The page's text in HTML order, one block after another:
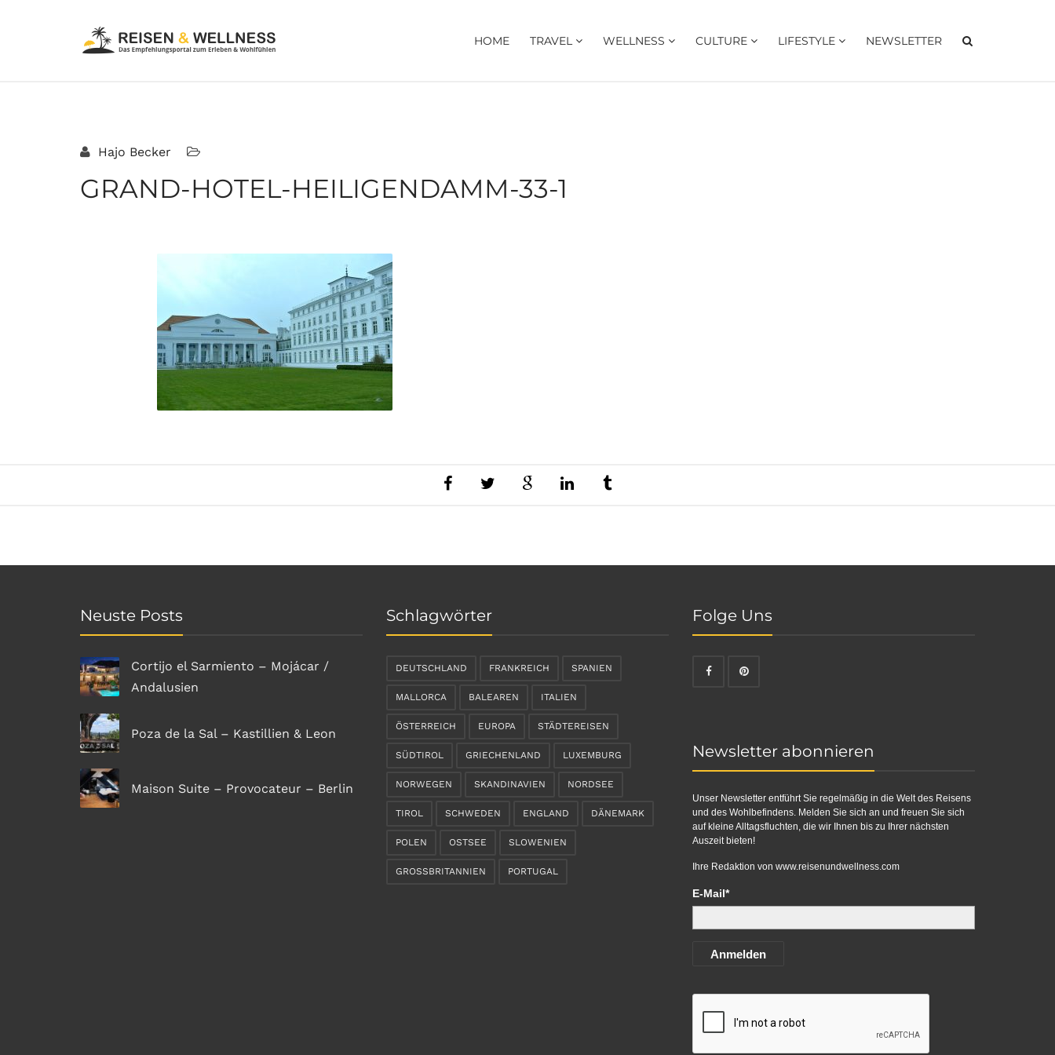
HOME TRAVEL WELLNESS CULTURE LIFESTYLE NEWSLETTER
Hajo Becker
GRAND-HOTEL-HEILIGENDAMM-33-1
Neuste Posts
Cortijo el Sarmiento – Mojácar /
Andalusien
Poza de la Sal – Kastillien & Leon
Maison Suite – Provocateur – Berlin
Schlagwörter
DEUTSCHLAND FRANKREICH SPANIEN
MALLORCA BALEAREN ITALIEN
ÖSTERREICH EUROPA STÄDTEREISEN
SÜDTIROL GRIECHENLAND LUXEMBURG
NORWEGEN SKANDINAVIEN NORDSEE
TIROL SCHWEDEN ENGLAND DÄNEMARK
POLEN OSTSEE SLOWENIEN
GROSSBRITANNIEN PORTUGAL
Folge Uns
Newsletter abonnieren
Unser Newsletter entführt Sie regelmäßig in die Welt des Reisens
und des Wohlbefindens. Melden Sie sich an und freuen Sie sich
auf kleine Alltagsfluchten, die wir Ihnen bis zu Ihrer nächsten
Auszeit bieten!
Ihre Redaktion von www.reisenundwellness.com
E-Mail*
Anmelden